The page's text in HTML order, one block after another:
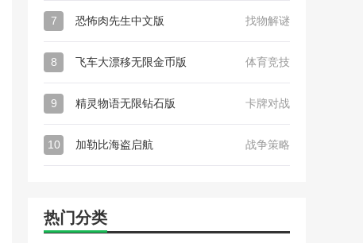
7 恐怖肉先生中文版 找物解谜
8 飞车大漂移无限金币版 体育竞技
9 精灵物语无限钻石版 卡牌对战
10 加勒比海盗启航 战争策略
热门分类